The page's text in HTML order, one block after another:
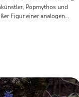
Popmythos und
Figur einer analogen